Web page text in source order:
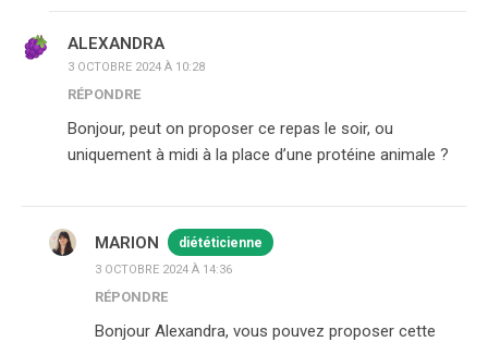
ALEXANDRA
3 OCTOBRE 2024 À 10:28
RÉPONDRE
Bonjour, peut on proposer ce repas le soir, ou
uniquement à midi à la place d’une protéine animale ?
MARION diététicienne
3 OCTOBRE 2024 À 14:36
RÉPONDRE
Bonjour Alexandra, vous pouvez proposer cette